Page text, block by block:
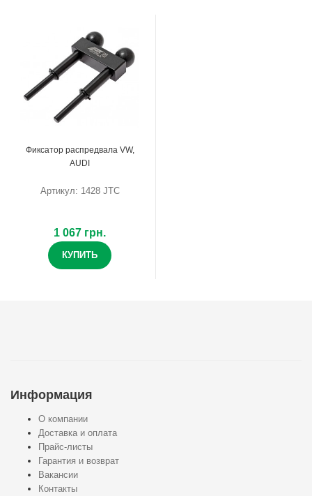
Фиксатор распредвала VW,
AUDI
Артикул: 1428 JTC
1 067 грн.
КУПИТЬ
Информация
О компании
Доставка и оплата
Прайс-листы
Гарантия и возврат
Вакансии
Контакты